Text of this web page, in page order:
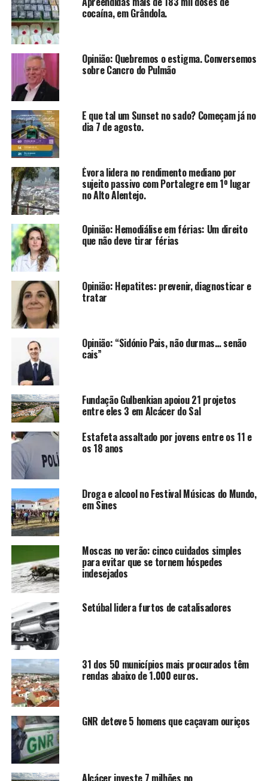
cocaína, em Grândola.
Opinião: Quebremos o estigma. Conversemos
sobre Cancro do Pulmão
E que tal um Sunset no sado? Começam já no
dia 7 de agosto.
Évora lidera no rendimento mediano por
sujeito passivo com Portalegre em 1º lugar
no Alto Alentejo.
Opinião: Hemodiálise em férias: Um direito
que não deve tirar férias
Opinião: Hepatites: prevenir, diagnosticar e
tratar
Opinião: “Sidónio Pais, não durmas… senão
cais”
Fundação Gulbenkian apoiou 21 projetos
entre eles 3 em Alcácer do Sal
Estafeta assaltado por jovens entre os 11 e
os 18 anos
Droga e alcool no Festival Músicas do Mundo,
em Sines
Moscas no verão: cinco cuidados simples
para evitar que se tornem hóspedes
indesejados
Setúbal lidera furtos de catalisadores
31 dos 50 municípios mais procurados têm
rendas abaixo de 1.000 euros.
GNR deteve 5 homens que caçavam ouriços